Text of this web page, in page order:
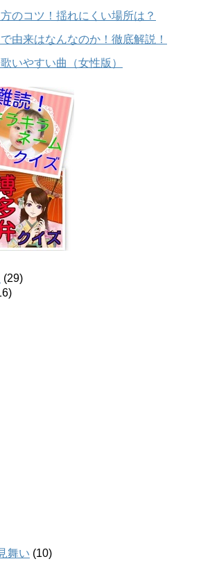
のコツ！揺れにくい場所は？
由来はなんなのか！徹底解説！
いやすい曲（女性版）
(29)
舞い (10)